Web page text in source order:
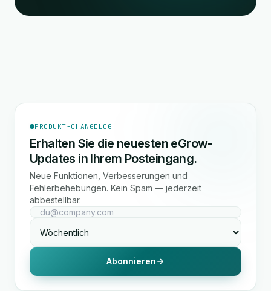
PRODUKT-CHANGELOG
Erhalten Sie die neuesten eGrow-
Updates in Ihrem Posteingang.
Neue Funktionen, Verbesserungen und
Fehlerbehebungen. Kein Spam — jederzeit
abbestellbar.
Abonnieren